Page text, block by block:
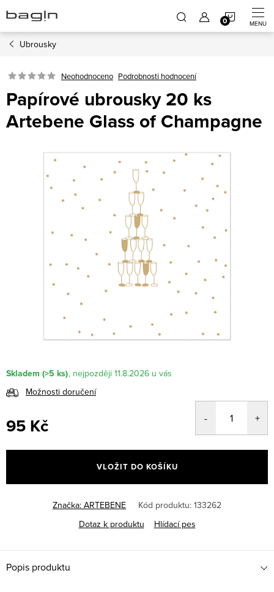
na
obsah
Ubrousky
Neohodnoceno Podrobnosti hodnocení
Papírové ubrousky 20 ks
Artebene Glass of Champagne
Skladem (>5 ks)
11.8.2026
Možnosti doručení
95 Kč
cena:
VLOŽIT DO KOŠÍKU
Značka: ARTEBENE Kód produktu: 133262
Dotaz k produktu
Hlídací pes
Popis produktu